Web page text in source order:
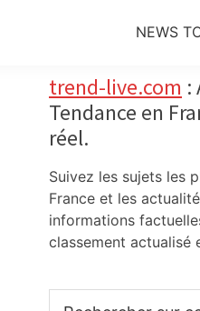
NEWS
Primary
Sidebar
trend-live.com :
Tendance en
réel.
Suivez les sujets les
France et les
informations
classement actualisé